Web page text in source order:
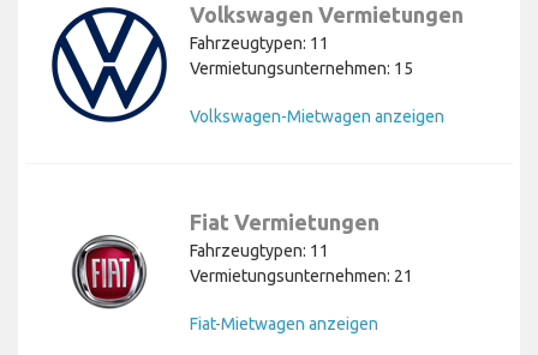
Volkswagen Vermietungen
Fahrzeugtypen: 11
Vermietungsunternehmen: 15
Volkswagen-Mietwagen anzeigen
Fiat Vermietungen
Fahrzeugtypen: 11
Vermietungsunternehmen: 21
Fiat-Mietwagen anzeigen